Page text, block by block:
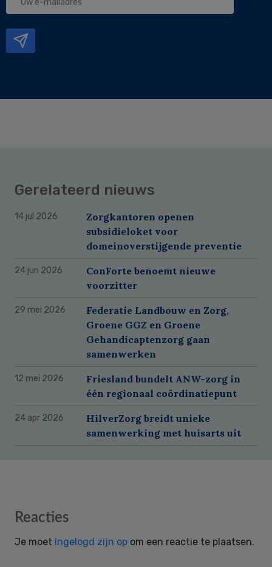
Gerelateerd nieuws
14 jul 2026
Zorgkantoren openen
subsidieloket voor
domeinoverstijgende preventie
24 jun 2026
ConForte benoemt nieuwe
voorzitter
29 mei 2026
Federatie Landbouw en Zorg,
Groene GGZ en Groene
Gehandicaptenzorg gaan
samenwerken
12 mei 2026
Friesland bundelt ANW-zorg in
één regionaal coördinatiepunt
24 apr 2026
HilverZorg breidt unieke
samenwerking met huisarts uit
Reader
Reacties
Je moet ingelogd zijn op om een reactie te plaatsen.